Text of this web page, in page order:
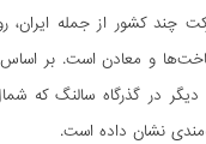
چند کشور از جمله
و معادن است. بر اساس
دیگر در گذرگاه سالنگ که
نشان داده است.